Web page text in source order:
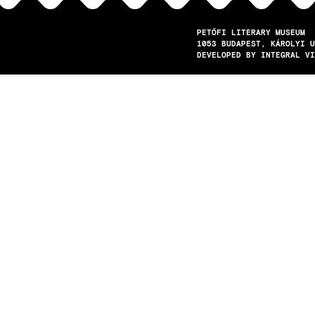
PETŐFI LITERARY MUSEUM
1053
BUDAPEST
KÁROLYI
DEVELOPED BY INTEGRAL